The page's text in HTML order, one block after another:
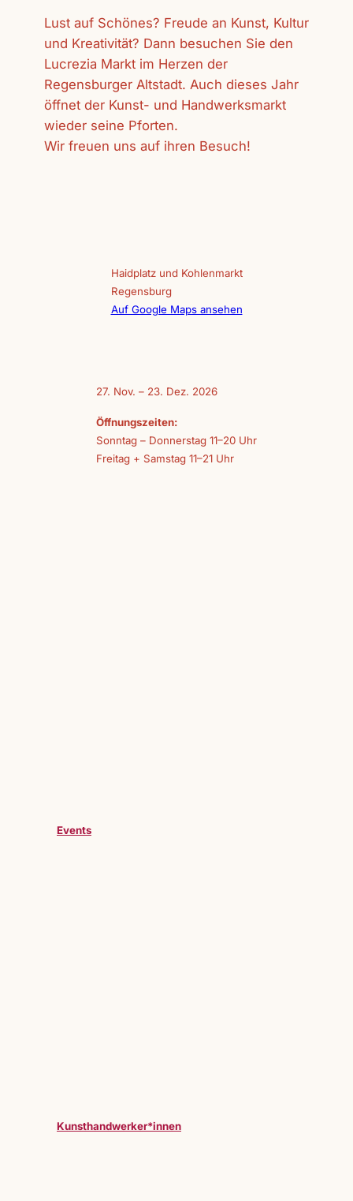
Lust auf Schönes? Freude an Kunst, Kultur
und Kreativität? Dann besuchen Sie den
Lucrezia Markt im Herzen der
Regensburger Altstadt. Auch dieses Jahr
öffnet der Kunst- und Handwerksmarkt
wieder seine Pforten.
Wir freuen uns auf ihren Besuch!
Haidplatz und Kohlenmarkt
Regensburg
Auf Google Maps ansehen
27. Nov. – 23. Dez. 2026
Öffnungszeiten:
Sonntag – Donnerstag 11–20 Uhr
Freitag + Samstag 11–21 Uhr
Events
Kunsthandwerker*innen